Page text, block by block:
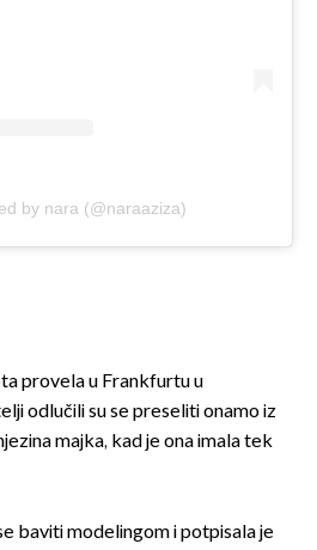
by nara (@naraaziza)
provela u Frankfurtu u
odlučili su se preseliti onamo iz
majka, kad je ona imala tek
baviti modelingom i potpisala je